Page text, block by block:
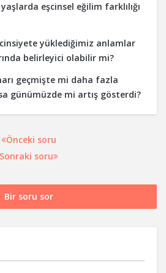
eşcinsel eğilim farklılığı
yüklediğimiz anlamlar
belirleyici olabilir mi?
geçmişte mi daha fazla
günümüzde mi artış gösterdi?
Önceki soru
Sonraki soru
Bir soru sor